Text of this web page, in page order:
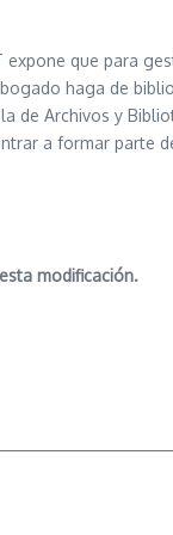
que para
haga de
de Archivos y
a formar parte
modificación.